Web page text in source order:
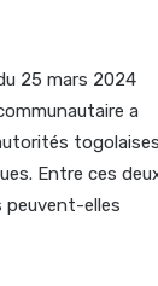
25 mars 2024
a
Entre ces
peuvent-elles